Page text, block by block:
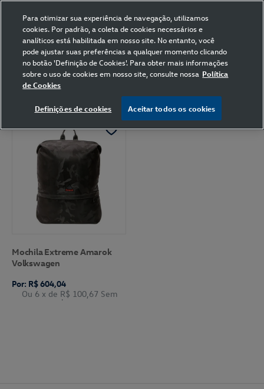
Home Volkswagen Acessórios Mochila 594 Camuflado
FILTRAR
Mochila Extreme Amarok
Volkswagen
Por: R$ 604,04
Ou 6 x de R$ 100,67 Sem
Juros
Para otimizar sua experiência de navegação, utilizamos
cookies. Por padrão, a coleta de cookies necessários e
analíticos está habilitada em nosso site. No entanto, você
pode ajustar suas preferências a qualquer momento clicando
no botão 'Definição de Cookies'. Para obter mais informações
sobre o uso de cookies em nosso site, consulte nossa Política
de Cookies
Definições de cookies Aceitar todos os cookies